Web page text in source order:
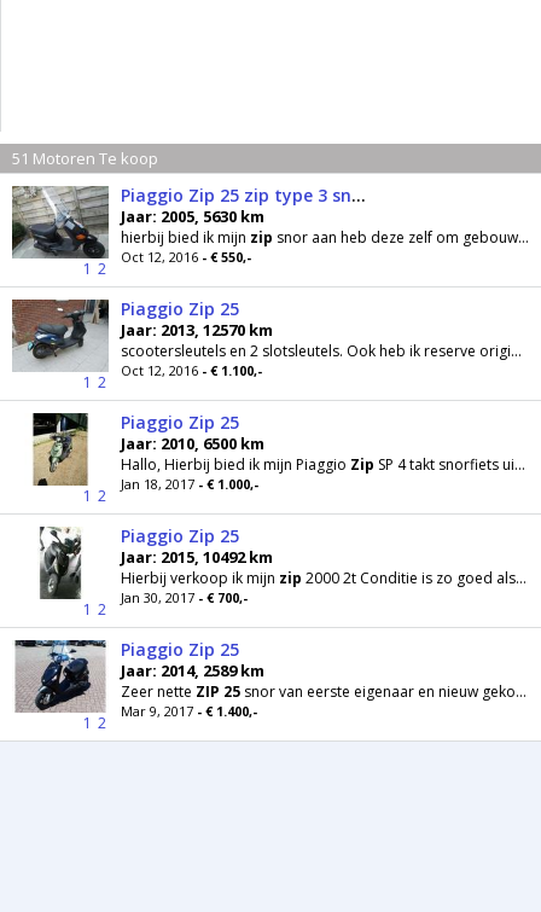
51 Motoren Te koop
1 2
Piaggio Zip 25 zip type 3 snor (4takt sp 98 vork )
Jaar: 2005, 5630 km
hierbij bied ik mijn zip snor aan heb deze zelf om gebouwd tot 4takt alles werkt maar behoren
Oct 12, 2016 - € 550,-
1 2
Piaggio Zip 25
Jaar: 2013, 12570 km
scootersleutels en 2 slotsleutels. Ook heb ik reserve originele piaggio
Oct 12, 2016 - € 1.100,-
1 2
Piaggio Zip 25
Jaar: 2010, 6500 km
Hallo, Hierbij bied ik mijn Piaggio Zip SP 4 takt snorfiets uit 2010 aan. Bouwjaar: 2010 Type: SP
Jan 18, 2017 - € 1.000,-
1 2
Piaggio Zip 25
Jaar: 2015, 10492 km
Hierbij verkoop ik mijn zip 2000 2t Conditie is zo goed als nieuw Merk piaggio Bouwjaar 2005
Jan 30, 2017 - € 700,-
1 2
Piaggio Zip 25
Jaar: 2014, 2589 km
Zeer nette ZIP 25 snor van eerste eigenaar en nieuw gekocht in augustus 2014. Opties: Windscherm
Mar 9, 2017 - € 1.400,-